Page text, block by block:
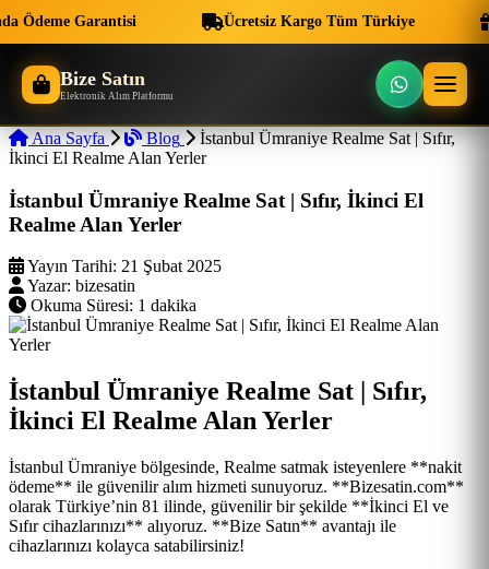
Ödeme Garantisi Ücretsiz Kargo Tüm Türkiye
Bize Satın
Elektronik Alım Platformu
Ana Sayfa Blog
İstanbul Ümraniye Realme Sat | Sıfır,
İkinci El Realme Alan Yerler
İstanbul Ümraniye Realme Sat | Sıfır, İkinci El
Realme Alan Yerler
Yayın Tarihi: 21 Şubat 2025
Yazar: bizesatin
Okuma Süresi: 1 dakika
İstanbul Ümraniye Realme Sat | Sıfır,
İkinci El Realme Alan Yerler
İstanbul Ümraniye bölgesinde, Realme satmak isteyenlere **nakit
ödeme** ile güvenilir alım hizmeti sunuyoruz. **Bizesatin.com**
olarak Türkiye’nin 81 ilinde, güvenilir bir şekilde **İkinci El ve
Sıfır cihazlarınızı** alıyoruz. **Bize Satın** avantajı ile
cihazlarınızı kolayca satabilirsiniz!